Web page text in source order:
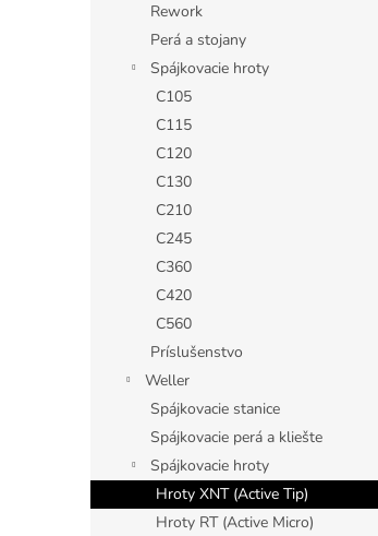
Rework
Perá a stojany
Spájkovacie hroty
C105
C115
C120
C130
C210
C245
C360
C420
C560
Príslušenstvo
Weller
Spájkovacie stanice
Spájkovacie perá a kliešte
Spájkovacie hroty
Hroty XNT (Active Tip)
Hroty RT (Active Micro)